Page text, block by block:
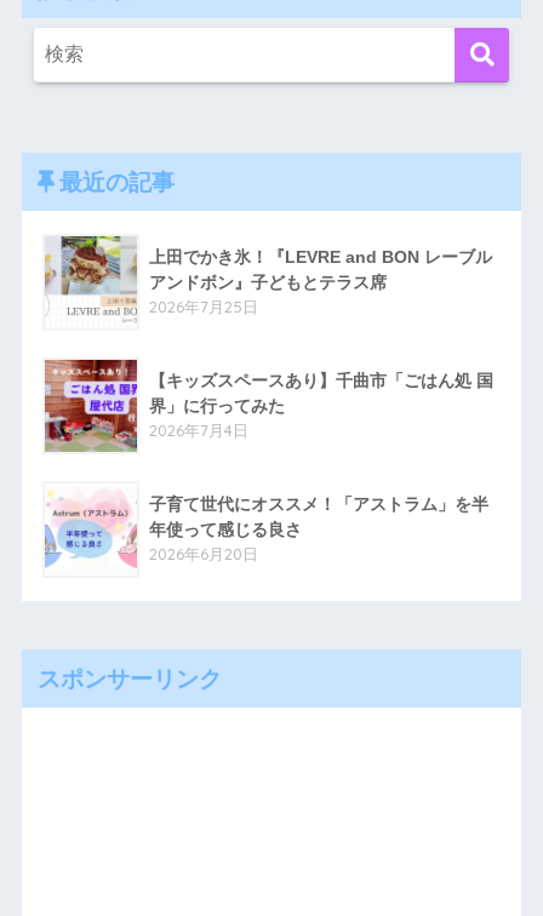
最近の記事
上田でかき氷！『LEVRE and BON レーブル
アンドボン』子どもとテラス席
2026年7月25日
【キッズスペースあり】千曲市「ごはん処 国
界」に行ってみた
2026年7月4日
子育て世代にオススメ！「アストラム」を半
年使って感じる良さ
2026年6月20日
スポンサーリンク